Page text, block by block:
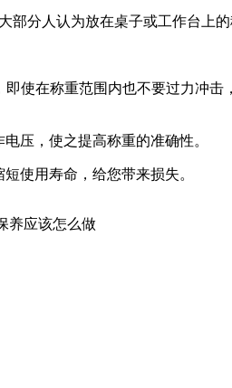
人认为放在桌子或工作台上的
在称重范围内也不要过力冲击
压，使之提高称重的准确性。
使用寿命，给您带来损失。